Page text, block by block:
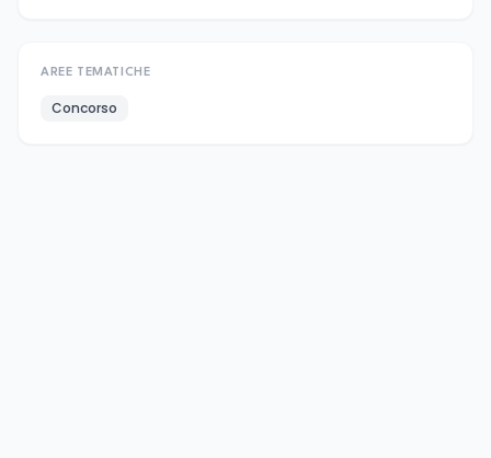
AREE TEMATICHE
Concorso